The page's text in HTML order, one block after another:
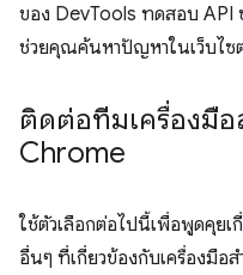
ของ DevTools ทดสอบ API
ช่วยคุณค้นหาปัญหาในเว็บไ
ติดต่อทีมเครื่องมื
Chrome
ใช้ตัวเลือกต่อไปนี้เพื่อพูดคุยเ
อื่นๆ ที่เกี่ยวข้องกับเครื่องมือ